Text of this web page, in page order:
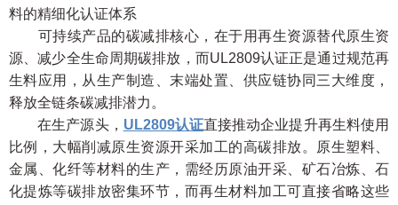
料的精细化认证体系
可持续产品的碳减排核心，在于用再生资源替代原生资
源、减少全生命周期碳排放，而UL2809认证正是通过规范再
生料应用，从生产制造、末端处置、供应链协同三大维度，
释放全链条碳减排潜力。
在生产源头， UL2809认证直接推动企业提升再生料使用
比例，大幅削减原生资源开采加工的高碳排放。原生塑料、
金属、化纤等材料的生产，需经历原油开采、矿石冶炼、石
化提炼等碳排放密集环节，而再生材料加工可直接省略这些